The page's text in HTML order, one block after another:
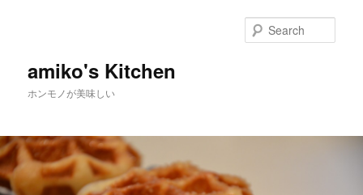
amiko's Kitchen
ホンモノが美味しい